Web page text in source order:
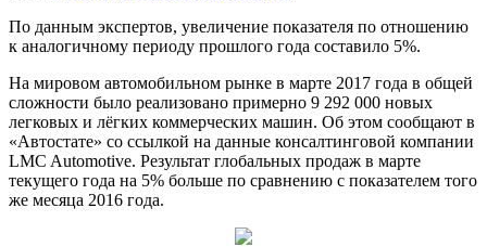
По данным экспертов, увеличение показателя по отношению
к аналогичному периоду прошлого года составило 5%.
На мировом автомобильном рынке в марте 2017 года в общей
сложности было реализовано примерно 9 292 000 новых
легковых и лёгких коммерческих машин. Об этом сообщают в
«Автостате» со ссылкой на данные консалтинговой компании
LMC Automotive. Результат глобальных продаж в марте
текущего года на 5% больше по сравнению с показателем того
же месяца 2016 года.